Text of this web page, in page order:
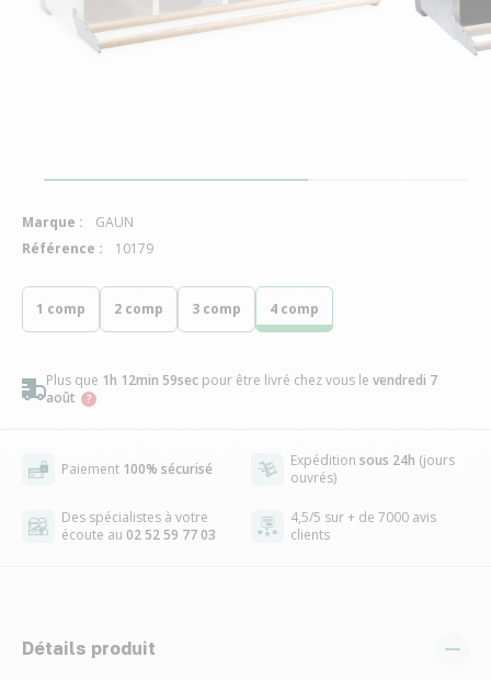
1 comp 2 comp 3 comp 4 comp
Plus que 1h 12min 58sec pour être livré chez vous le vendredi 7
août
Paiement 100% sécurisé Expédition sous 24h (jours
ouvrés)
Des spécialistes à votre
écoute au 02 52 59 77 03
4,5/5 sur + de 7000 avis
clients
Détails produit
Marque :
GAUN
Référence :
10179